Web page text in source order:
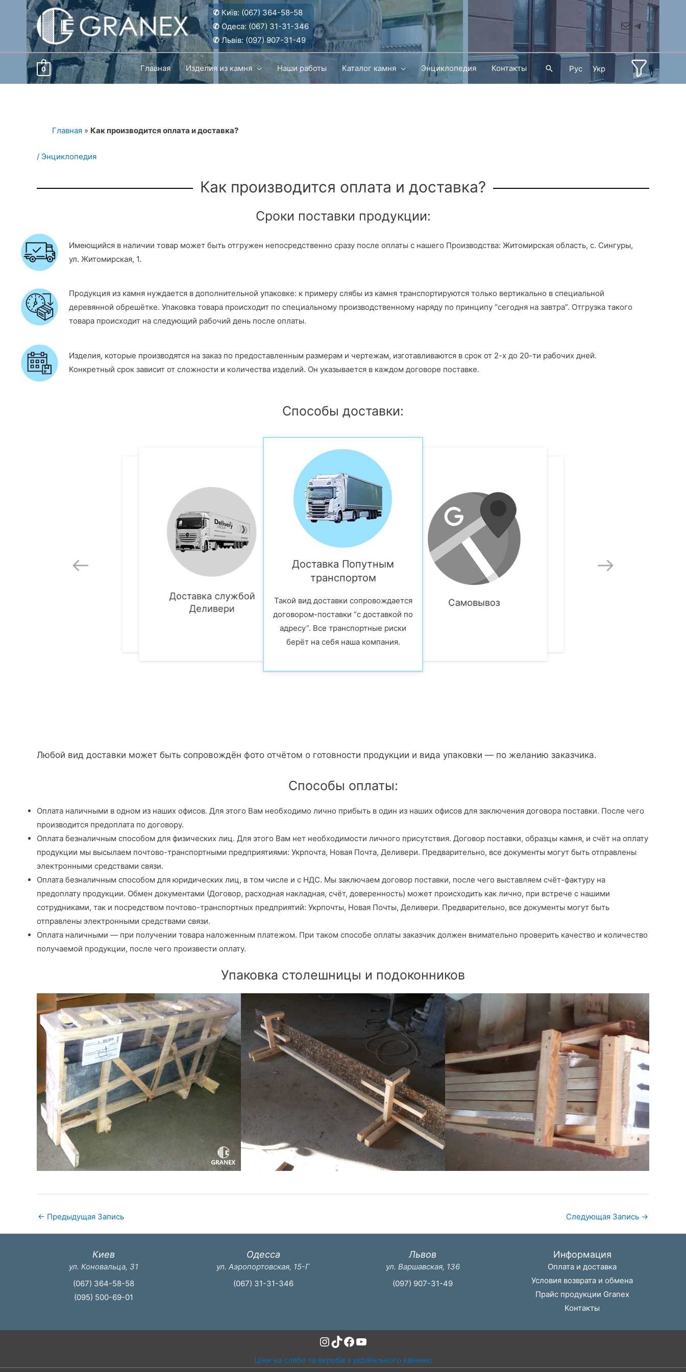
Перейти
содержимому
✆ Київ: (067) 364-58-58
✆Одеса: (067) 31-31-346
✆Львів: (097) 907-31-49
MailTelegram
0 Главная Изделия из камня Наши работы Каталог камня Энциклопедия Контакты ПоискРус Укр
Главная » Как производится оплата и доставка?
/ Энциклопедия
Как производится оплата и доставка?
Сроки поставки продукции:
Имеющийся в наличии товар может быть отгружен непосредственно сразу после оплаты с нашего Производства: Житомирская область, с. Сингуры,
ул. Житомирская, 1.
Продукция из камня нуждается в дополнительной упаковке: к примеру слябы из камня транспортируются только вертикально в специальной
деревянной обрешётке. Упаковка товара происходит по специальному производственному наряду по принципу “сегодня на завтра”. Отгрузка такого
товара происходит на следующий рабочий день после оплаты.
Изделия, которые производятся на заказ по предоставленным размерам и чертежам, изготавливаются в срок от 2-х до 20-ти рабочих дней.
Конкретный срок зависит от сложности и количества изделий. Он указывается в каждом договоре поставке.
Способы доставки:
Доставка службой
Новая почта
Доставка службой
Деливери
Доставка Попутным
транспортом
Такой вид доставки сопровождается
договором-поставки “с доставкой по
адресу”. Все транспортные риски
берёт на себя наша компания.
Самовывоз
Деливери
Любой вид доставки может быть сопровождён фото отчётом о готовности продукции и вида упаковки — по желанию заказчика.
Способы оплаты:
Оплата наличными в одном из наших офисов. Для этого Вам необходимо лично прибыть в один из наших офисов для заключения договора поставки. После чего
производится предоплата по договору.
Оплата безналичным способом для физических лиц. Для этого Вам нет необходимости личного присутствия. Договор поставки, образцы камня, и счёт на оплату
продукции мы высылаем почтово-транспортными предприятиями: Укрпочта, Новая Почта, Деливери. Предварительно, все документы могут быть отправлены
электронными средствами связи.
Оплата безналичным способом для юридических лиц, в том числе и с НДС. Мы заключаем договор поставки, после чего выставляем счёт-фактуру на
предоплату продукции. Обмен документами (Договор, расходная накладная, счёт, доверенность) может происходить как лично, при встрече с нашими
сотрудниками, так и посредством почтово-транспортных предприятий: Укрпочты, Новая Почты, Деливери. Предварительно, все документы могут быть
отправлены электронными средствами связи.
Оплата наличными — при получении товара наложенным платежом. При таком способе оплаты заказчик должен внимательно проверить качество и количество
получаемой продукции, после чего произвести оплату.
Упаковка столешницы и подоконников
← Предыдущая Запись Следующая Запись →
Киев
ул. Коновальца, 31
(067) 364-58-58
(095) 500-69-01
Одесса
ул. Аэропортовская, 15-Г
(067) 31-31-346
Львов
ул. Варшавская, 136
(097) 907-31-49
Информация
Оплата и доставка
Условия возврата и обмена
Прайс продукции Granex
Контакты
Instagram
TikTok
Facebook
YouTube
Ціни на сляби та вироби з українського каменю